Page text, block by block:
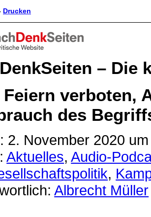
Drucken
– Die
verboten,
des
2. November 2020
Aktuelles,Audio-
,
Albrecht Müller